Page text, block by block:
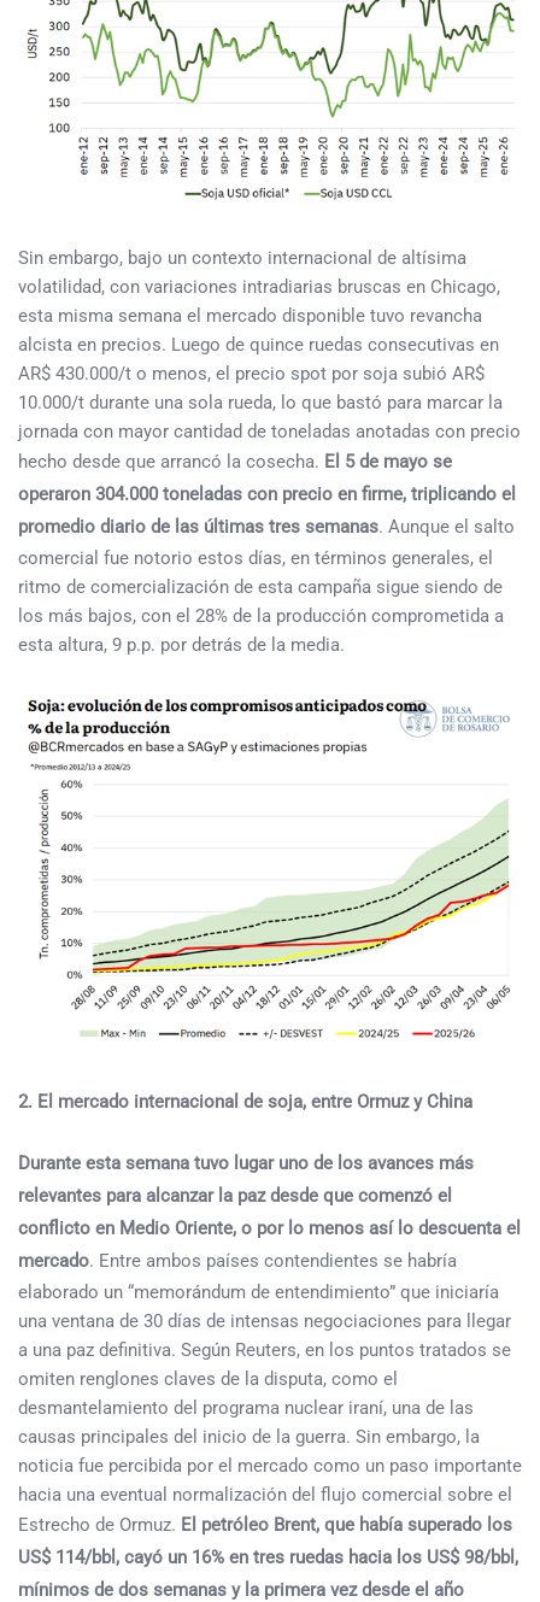
Sin embargo, bajo un contexto internacional de altísima
volatilidad, con variaciones intradiarias bruscas en Chicago,
esta misma semana el mercado disponible tuvo revancha
alcista en precios. Luego de quince ruedas consecutivas en
AR$ 430.000/t o menos, el precio spot por soja subió AR$
10.000/t durante una sola rueda, lo que bastó para marcar la
jornada con mayor cantidad de toneladas anotadas con precio
hecho desde que arrancó la cosecha. El 5 de mayo se
operaron 304.000 toneladas con precio en firme, triplicando el
promedio diario de las últimas tres semanas. Aunque el salto
comercial fue notorio estos días, en términos generales, el
ritmo de comercialización de esta campaña sigue siendo de
los más bajos, con el 28% de la producción comprometida a
esta altura, 9 p.p. por detrás de la media.
2. El mercado internacional de soja, entre Ormuz y China
Durante esta semana tuvo lugar uno de los avances más
relevantes para alcanzar la paz desde que comenzó el
conflicto en Medio Oriente, o por lo menos así lo descuenta el
mercado. Entre ambos países contendientes se habría
elaborado un “memorándum de entendimiento” que iniciaría
una ventana de 30 días de intensas negociaciones para llegar
a una paz definitiva. Según Reuters, en los puntos tratados se
omiten renglones claves de la disputa, como el
desmantelamiento del programa nuclear iraní, una de las
causas principales del inicio de la guerra. Sin embargo, la
noticia fue percibida por el mercado como un paso importante
hacia una eventual normalización del flujo comercial sobre el
Estrecho de Ormuz. El petróleo Brent, que había superado los
US$ 114/bbl, cayó un 16% en tres ruedas hacia los US$ 98/bbl,
mínimos de dos semanas y la primera vez desde el año